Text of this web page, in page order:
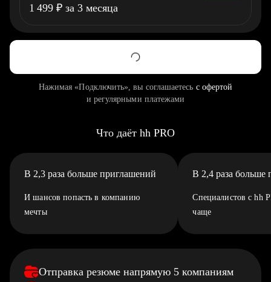
1 499 ₽ за 3 месяца
Нажимая «Подключить», вы соглашаетесь с офертой
и регулярными платежами
Что даёт hh PRO
В 2,3 раза больше приглашений
И шансов попасть в компанию
мечты
В 2,4 раза больше
Специалистов с hh
чаще
Отправка резюме напрямую 5 компаниям